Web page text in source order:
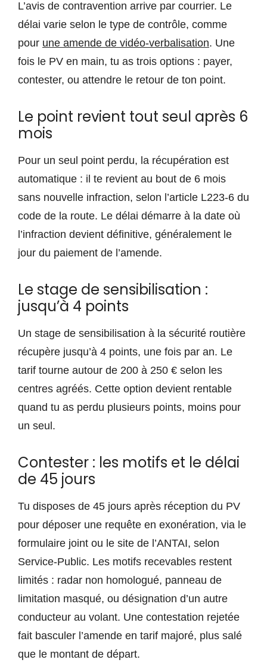
L’avis de contravention arrive par courrier. Le
délai varie selon le type de contrôle, comme
pour une amende de vidéo-verbalisation. Une
fois le PV en main, tu as trois options : payer,
contester, ou attendre le retour de ton point.
Le point revient tout seul après 6
mois
Pour un seul point perdu, la récupération est
automatique : il te revient au bout de 6 mois
sans nouvelle infraction, selon l’article L223-6 du
code de la route. Le délai démarre à la date où
l’infraction devient définitive, généralement le
jour du paiement de l’amende.
Le stage de sensibilisation :
jusqu’à 4 points
Un stage de sensibilisation à la sécurité routière
récupère jusqu’à 4 points, une fois par an. Le
tarif tourne autour de 200 à 250 € selon les
centres agréés. Cette option devient rentable
quand tu as perdu plusieurs points, moins pour
un seul.
Contester : les motifs et le délai
de 45 jours
Tu disposes de 45 jours après réception du PV
pour déposer une requête en exonération, via le
formulaire joint ou le site de l’ANTAI, selon
Service-Public. Les motifs recevables restent
limités : radar non homologué, panneau de
limitation masqué, ou désignation d’un autre
conducteur au volant. Une contestation rejetée
fait basculer l’amende en tarif majoré, plus salé
que le montant de départ.